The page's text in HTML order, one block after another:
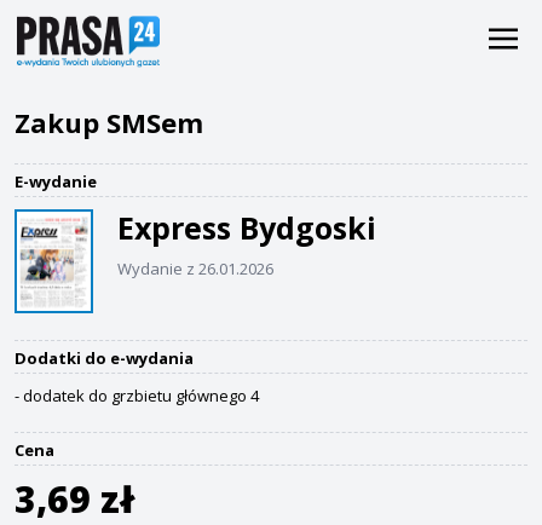
Zakup SMSem
E-wydanie
Express Bydgoski
Wydanie z 26.01.2026
Dodatki do e-wydania
- dodatek do grzbietu głównego 4
Cena
3,69 zł